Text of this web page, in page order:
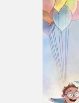
Espace